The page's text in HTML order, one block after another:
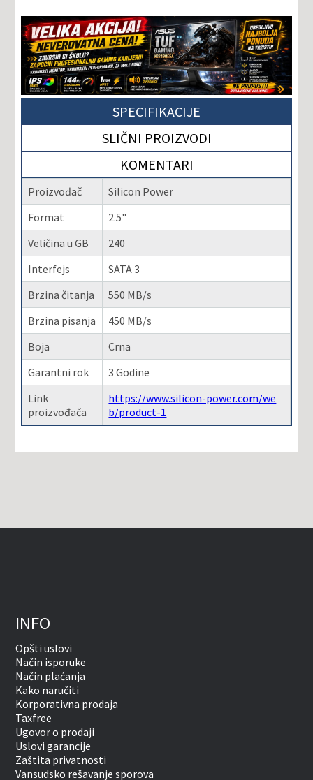
SPECIFIKACIJE
SLIČNI PROIZVODI
KOMENTARI
Proizvođač
Silicon Power
Format
2.5"
Veličina u GB
240
Interfejs
SATA 3
Brzina čitanja
550 MB/s
Brzina pisanja
450 MB/s
Boja
Crna
Garantni rok
3 Godine
Link
proizvođača
https://www.silicon-power.com/we
b/product-1
INFO
Opšti uslovi
Način isporuke
Način plaćanja
Kako naručiti
Korporativna prodaja
Taxfree
Ugovor o prodaji
Uslovi garancije
Zaštita privatnosti
Vansudsko rešavanje sporova